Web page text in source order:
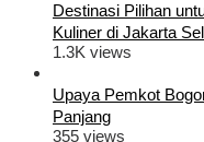
Destinasi Pilihan
Kuliner di Jakarta
1.3K views
Upaya Pemkot
Panjang
355 views